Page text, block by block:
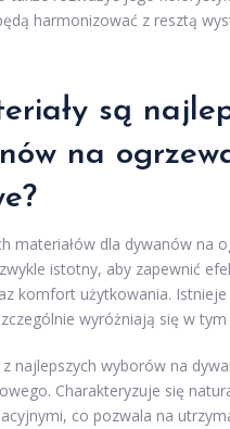
harmonizować z resztą
są
na
materiałów dla dywanów na
istotny, aby zapewnić
komfort użytkowania. Istnieje
wyróżniają się w
najlepszych wyborów na
Charakteryzuje się
co pozwala na